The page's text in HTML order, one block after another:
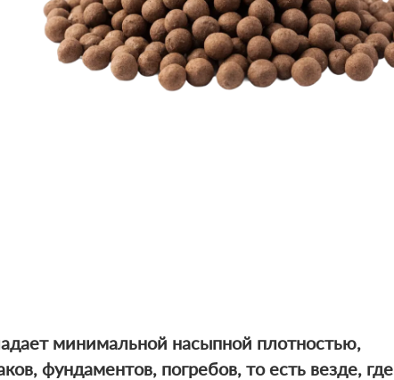
минимальной насыпной плотностью,
фундаментов, погребов, то есть везде, где